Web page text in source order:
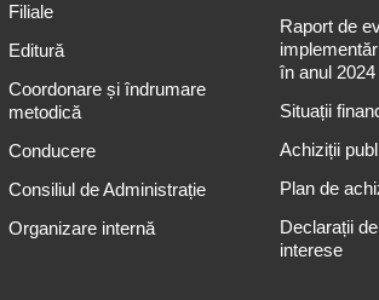
Filiale
Editură
Coordonare și îndrumare
metodică
Conducere
Consiliul de Administrație
Organizare internă
Raport de
în anul 2024
Situații
Achiziții
Plan de
Declarații
interese